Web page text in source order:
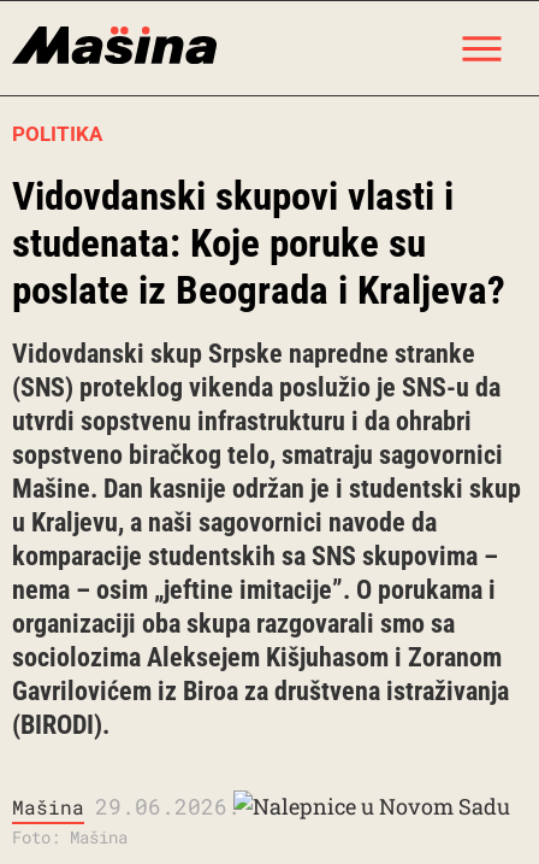
POLITIKA
Vidovdanski skupovi vlasti i
studenata: Koje poruke su
poslate iz Beograda i Kraljeva?
Vidovdanski skup Srpske napredne stranke
(SNS) proteklog vikenda poslužio je SNS-u da
utvrdi sopstvenu infrastrukturu i da ohrabri
sopstveno biračkog telo, smatraju sagovornici
Mašine. Dan kasnije održan je i studentski skup
u Kraljevu, a naši sagovornici navode da
komparacije studentskih sa SNS skupovima –
nema – osim „jeftine imitacije”. O porukama i
organizaciji oba skupa razgovarali smo sa
sociolozima Aleksejem Kišjuhasom i Zoranom
Gavrilovićem iz Biroa za društvena istraživanja
(BIRODI).
Mašina 29.06.2026.
Foto: Mašina